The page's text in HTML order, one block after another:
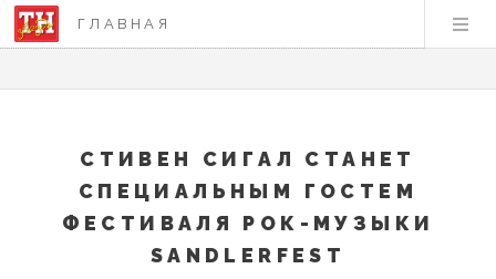
ГЛАВНАЯ
СТИВЕН СИГАЛ СТАНЕТ
СПЕЦИАЛЬНЫМ ГОСТЕМ
ФЕСТИВАЛЯ РОК-МУЗЫКИ
SANDLERFEST